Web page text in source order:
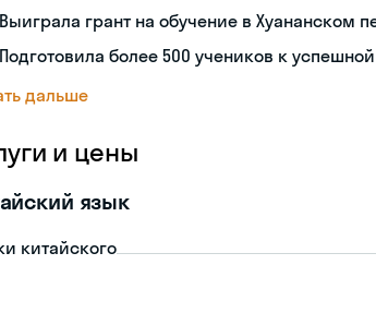
Выиграла грант на обучение в Хуананском
Подготовила более 500 учеников к успешной
дальше
и цены
язык
китайского